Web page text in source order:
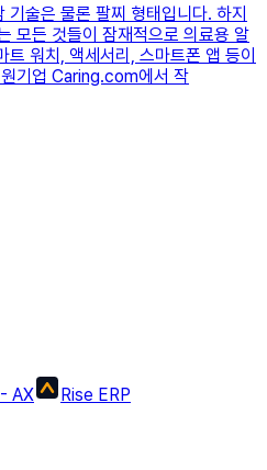
술은 물론 팔찌 형태입니다. 하지
모든 것들이 잠재적으로 의료용 알
워치, 액세서리, 스마트폰 앱 등이
기업 Caring.com에서 작
AX Rise ERP